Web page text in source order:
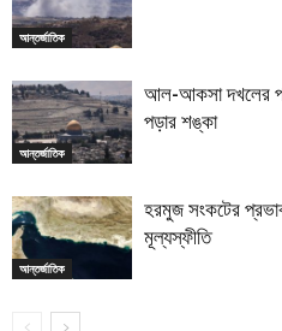
আন্তর্জাতিক
আন্তর্জাতিক
আল-আকসা দখলের
পড়ার শঙ্কা
আন্তর্জাতিক
হরমুজ সংকটের
মূল্যস্ফীতি